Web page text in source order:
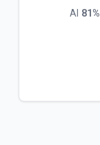
Al 81%